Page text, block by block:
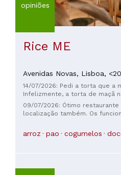
opiniões
Rice ME
Avenidas Novas, Lisboa,
14/07/2026: Pedi a torta que a
Infelizmente, a torta de maçã
e oleosa, mas gostaria de
preço era como o do
um café local. Entendo por
torta e um café preto.
09/07/2026: Ótimo restaurante
localização também. Os
Recomendo muito e voltarei.
arroz pao cogumelos